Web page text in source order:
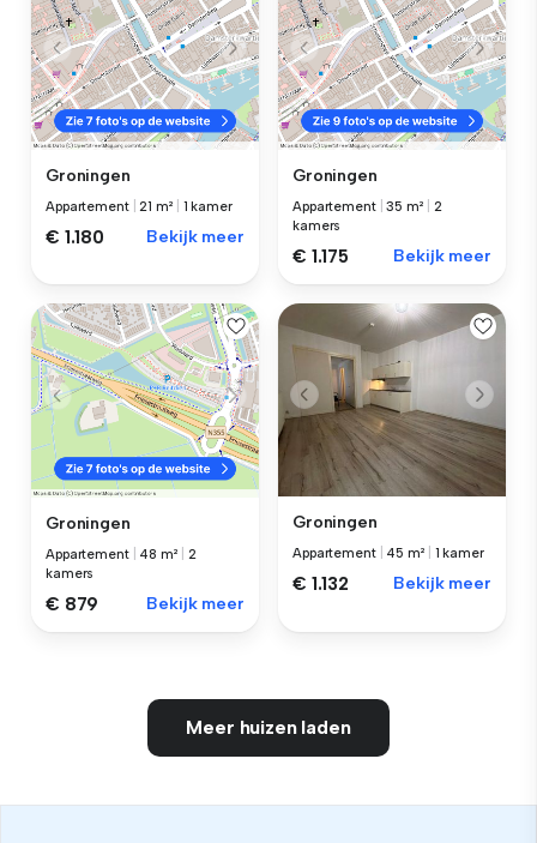
Groningen
Appartement |21 m² 1 kamer
€ 1.180 Bekijk meer
Groningen
Appartement |35 m²
2
kamers
€ 1.175 Bekijk meer
Groningen
Appartement 48 m²
2
kamers
€ 879 Bekijk meer
Groningen
Appartement 45 m² 1 kamer
€ 1.132 Bekijk meer
Meer huizen laden